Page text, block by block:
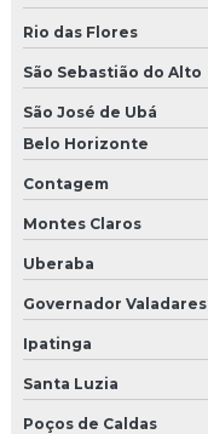
Rio das Flores
São Sebastião do Alto
São José de Ubá
Belo Horizonte
Contagem
Montes Claros
Uberaba
Governador Valadares
Ipatinga
Santa Luzia
Poços de Caldas